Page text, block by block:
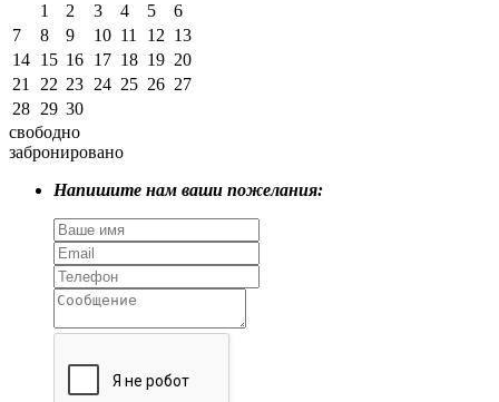
1
2 3 4 5
6
7
8 9 10 11 12 13
14 15 16 17 18 19 20
21
22 23 24 25 26 27
28 29 30
свободно
забронировано
Напишите нам ваши пожелания: